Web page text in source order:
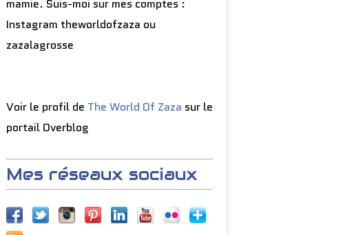
mamie. Suis-moi sur mes comptes :
Instagram theworldofzaza ou
zazalagrosse
Voir le profil de The World Of Zaza sur le
portail Overblog
Mes réseaux sociaux